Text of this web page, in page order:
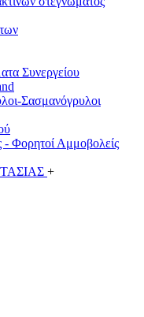
Συνεργείου
Σασμανόγρυλοι
Φορητοί Αμμοβολείς
+